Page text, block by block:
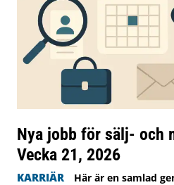
Nya jobb för sälj- och
Vecka 21, 2026
KARRIÄR
Här är en samlad